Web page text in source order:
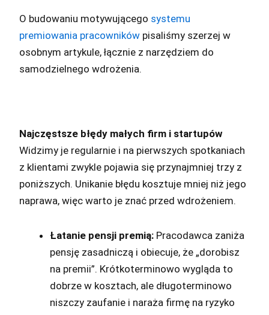
O budowaniu motywującego systemu
premiowania pracowników pisaliśmy szerzej w
osobnym artykule, łącznie z narzędziem do
samodzielnego wdrożenia.
Najczęstsze błędy małych firm i startupów
Widzimy je regularnie i na pierwszych spotkaniach
z klientami zwykle pojawia się przynajmniej trzy z
poniższych. Unikanie błędu kosztuje mniej niż jego
naprawa, więc warto je znać przed wdrożeniem.
Łatanie pensji premią: Pracodawca zaniża
pensję zasadniczą i obiecuje, że „dorobisz
na premii”. Krótkoterminowo wygląda to
dobrze w kosztach, ale długoterminowo
niszczy zaufanie i naraża firmę na ryzyko